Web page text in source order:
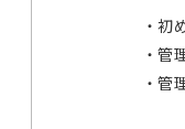
初
管
管